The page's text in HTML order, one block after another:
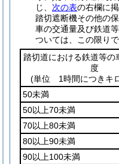
じ、 次の表の右欄に
踏切遮断機その他の
車の交通量及び鉄道
ついては、この限りで
踏切道における鉄道等の
度
(単位 1時間につきキ
50未満
50以上70未満
70以上80未満
80以上90未満
90以上100未満